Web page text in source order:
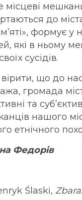
до
формує
які в ньому
сусідів.
що до
громада
та
нашого
етнічного
Федорів
Ślaski,